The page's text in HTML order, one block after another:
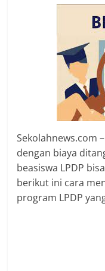
Sekolahnews.com
dengan biaya
beasiswa LPDP
berikut ini cara
program LPDP